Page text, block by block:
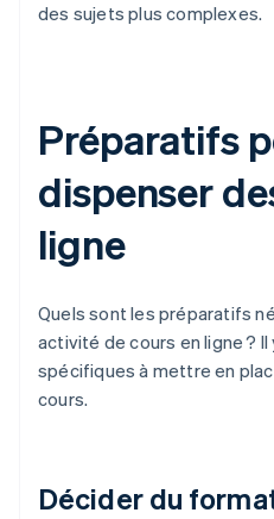
des sujets plus complexes.
Préparatifs
dispenser
ligne
Quels sont les préparatifs
activité de cours en ligne ?
spécifiques à mettre en
cours.
Décider du